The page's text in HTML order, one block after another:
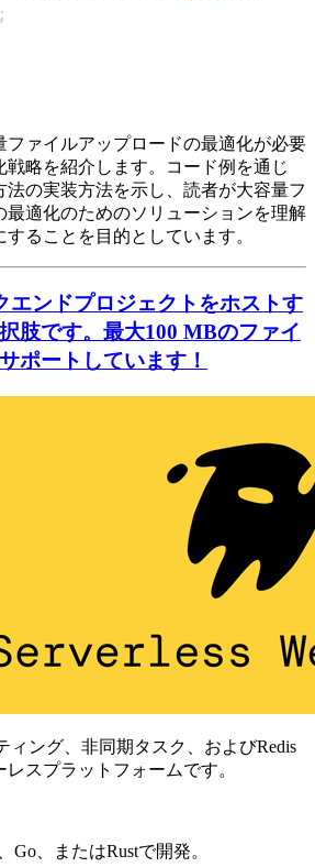
;
ファイルアップロードの最適化が必要
戦略を紹介します。コード例を通じ
の実装方法を示し、読者が大容量フ
最適化のためのソリューションを理解
ることを目的としています。
エンドプロジェクトをホストす
肢です。最大100 MBのファイ
ポートしています！
ィング、非同期タスク、およびRedis
スプラットフォームです。
Go、またはRustで開発。